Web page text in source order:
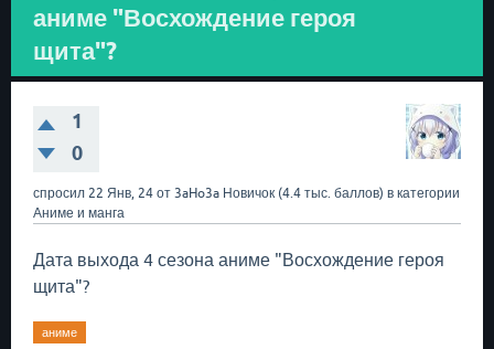
аниме "Восхождение героя
щита"?
1
0
спросил 22 Янв, 24 от 3aHo3a Новичок (4.4 тыс. баллов) в категории
Аниме и манга
Дата выхода 4 сезона аниме "Восхождение героя
щита"?
аниме